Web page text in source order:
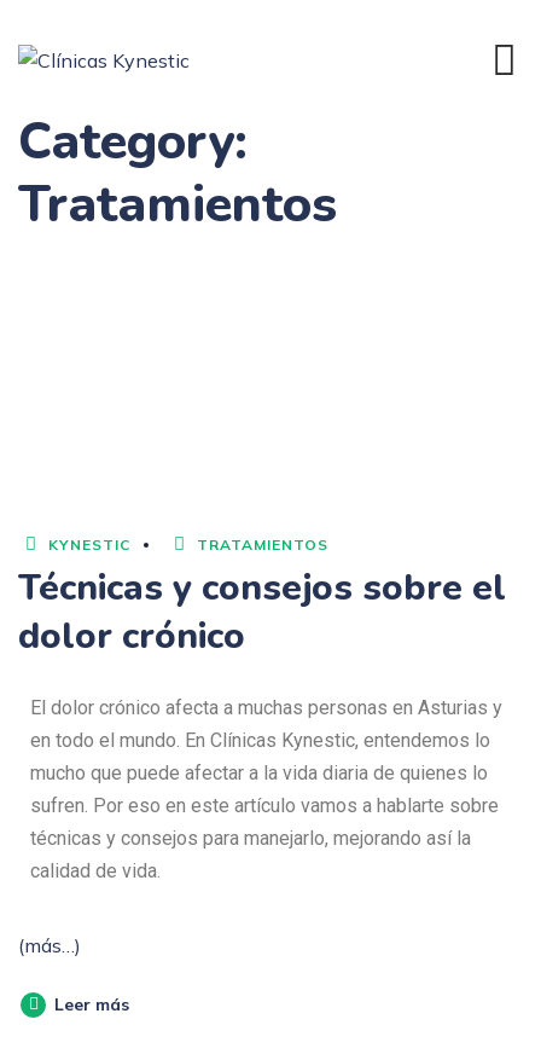
Category:
Tratamientos
KYNESTIC TRATAMIENTOS
Técnicas y consejos sobre el
dolor crónico
El dolor crónico afecta a muchas personas en Asturias y
en todo el mundo. En Clínicas Kynestic, entendemos lo
mucho que puede afectar a la vida diaria de quienes lo
sufren. Por eso en este artículo vamos a hablarte sobre
técnicas y consejos para manejarlo, mejorando así la
calidad de vida.
(más…)
Leer más